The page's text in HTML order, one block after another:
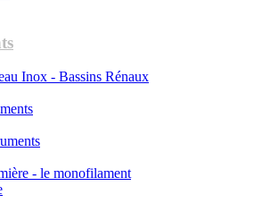
Inox - Bassins Rénaux
- le monofilament